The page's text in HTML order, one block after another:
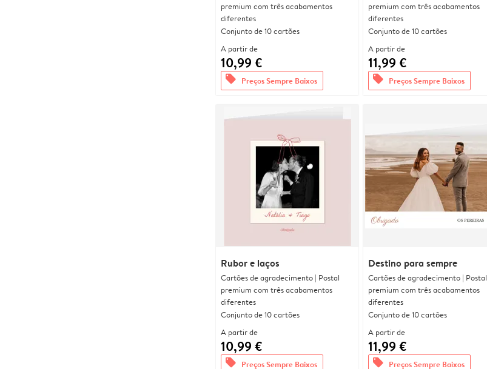
premium com três acabamentos
diferentes
Conjunto de 10 cartões
A partir de
10,99 €
offers Preços Sempre Baixos
premium com três acabamentos
diferentes
Conjunto de 10 cartões
A partir de
11,99 €
offers Preços Sempre Baixos
Rubor e laços
Cartões de agradecimento | Postal
premium com três acabamentos
diferentes
Conjunto de 10 cartões
A partir de
10,99 €
offers Preços Sempre Baixos
Destino para sempre
Cartões de agradecimento | Postal
premium com três acabamentos
diferentes
Conjunto de 10 cartões
A partir de
11,99 €
offers Preços Sempre Baixos